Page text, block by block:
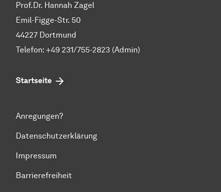
Prof.Dr. Hannah Zagel
Emil-Figge-Str. 50
44227 Dortmund
Telefon: +49 231/755-2823 (Admin)
Startseite
Anregungen?
Datenschutzerklärung
Impressum
Barrierefreiheit